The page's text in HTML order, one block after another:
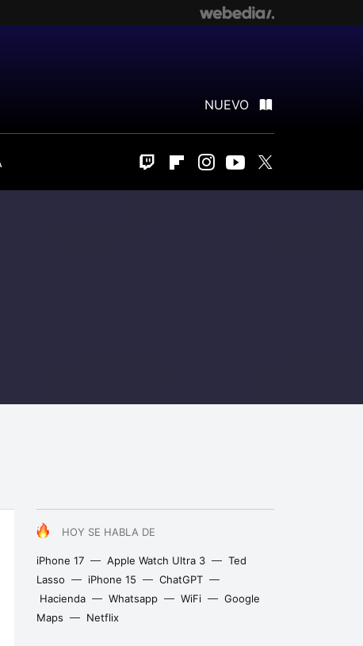
NUEVO
Twitch FlipboardInstagram
Youtube
HOY SE HABLA DE
iPhone 17 Apple Watch Ultra 3
Ted
Lasso
iPhone 15
ChatGPT
Hacienda
Whatsapp WiFi
Google
Maps
Netflix